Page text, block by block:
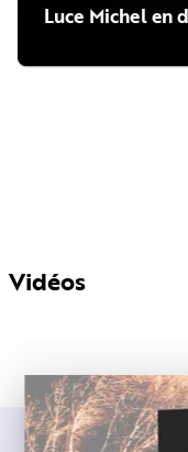
Luce Michel en
Vidéos